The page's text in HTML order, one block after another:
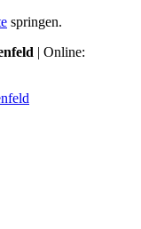
springen.
| Online: